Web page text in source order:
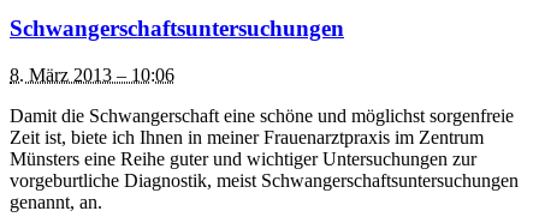
Schwangerschaftsuntersuchungen
8. März 2013 – 10:06
Damit die Schwangerschaft eine schöne und möglichst sorgenfreie
Zeit ist, biete ich Ihnen in meiner Frauenarztpraxis im Zentrum
Münsters eine Reihe guter und wichtiger Untersuchungen zur
vorgeburtliche Diagnostik, meist Schwangerschaftsuntersuchungen
genannt, an.